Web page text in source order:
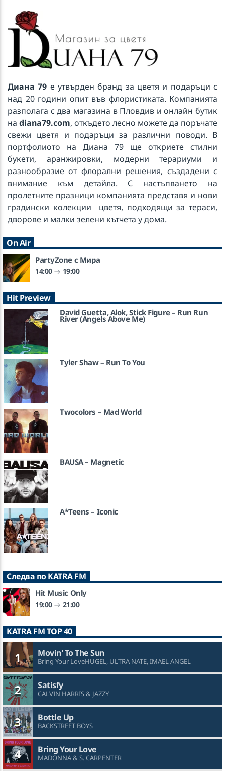
On Air
PartyZone с Мира
14:00 19:00
Hit Preview
David Guetta, Alok, Stick Figure – Run Run
River (Angels Above Me)
Tyler Shaw – Run To You
Twocolors – Mad World
BAUSA – Magnetic
A*Teens – Iconic
Диана 79 е утвърден бранд за цветя и подаръци с
над 20 години опит във флористиката. Компанията
разполага с два магазина в Пловдив и онлайн бутик
на diana79.com, откъдето лесно можете да поръчате
свежи цветя и подаръци за различни поводи. В
портфолиото на Диана 79 ще откриете стилни
букети, аранжировки, модерни терариуми и
разнообразие от флорални решения, създадени с
внимание към детайла. С настъпването на
пролетните празници компанията представя и нови
градински колекции цветя, подходящи за тераси,
дворове и малки зелени кътчета у дома.
Следва по KATRA FM
Hit Music Only
19:00 21:00
KATRA FM TOP 40
1 Movin' To The Sun
Bring Your LoveHUGEL, ULTRA NATE, IMAEL ANGEL
2 Satisfy
CALVIN HARRIS & JAZZY
3 Bottle Up
BACKSTREET BOYS
4 Bring Your Love
MADONNA & S. CARPENTER